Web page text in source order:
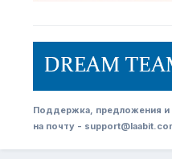
Поддержка, предложения и
на почту -